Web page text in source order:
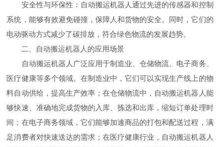
安全性与环保性：自动搬运机器人通过先进的传感器和控制
系统，能够有效避免碰撞，保障人和货物的安全。同时，它们的
电动驱动方式减少了碳排放，符合绿色物流的发展趋势。
二、自动搬运机器人的应用场景
自动搬运机器人广泛应用于制造业、仓储物流、电子商务、
医疗健康等多个领域。在制造业中，它们可以实现生产线上的物
料自动供给，提高生产效率；在仓储物流中，自动搬运机器人能
够快速、准确地完成货物的入库、拣选和出库，缩短订单处理时
间；在电子商务领域，它们能够加速商品的打包和配送过程，满
足消费者对快速送达的需求；在医疗健康行业，自动搬运机器人